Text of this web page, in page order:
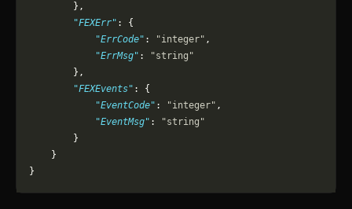
        },
        "FEXErr"
: {
            "ErrCode"
: "integer" ,
            "ErrMsg"
:
"string"
        },
        "FEXEvents"
: {
            "EventCode"
: "integer" ,
            "EventMsg"
:
"string"
        }
    }
}